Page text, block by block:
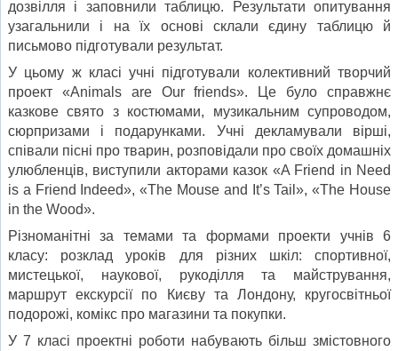
дозвілля і заповнили таблицю. Результати опитування
узагальнили і на їх основі склали єдину таблицю й
письмово підготували результат.
У цьому ж класі учні підготували колективний творчий
проект «Animals are Our friends». Це було справжнє
казкове свято з костюмами, музикальним супроводом,
сюрпризами і подарунками. Учні декламували вірші,
співали пісні про тварин, розповідали про своїх домашніх
улюбленців, виступили акторами казок «A Friend in Need
is a Friend Indeed», «The Mouse and It’s Tail», «The House
in the Wood».
Різноманітні за темами та формами проекти учнів 6
класу: розклад уроків для різних шкіл: спортивної,
мистецької, наукової, рукоділля та майстрування,
маршрут екскурсії по Києву та Лондону, кругосвітньої
подорожі, комікс про магазини та покупки.
У 7 класі проектні роботи набувають більш змістовного